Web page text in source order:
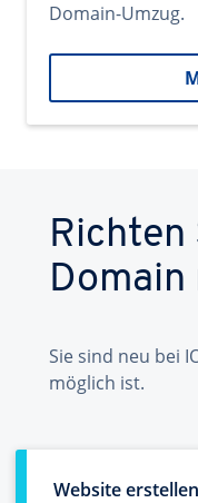
Domain-Umzug.
Richten
Domain
Sie sind neu bei
möglich ist.
Website erstellen